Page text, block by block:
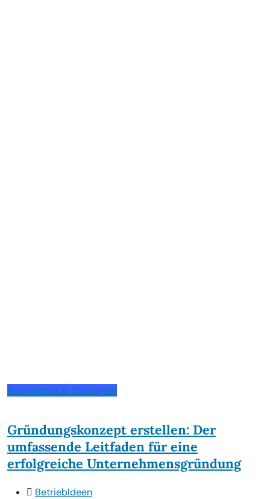
Rechtliches & Strategien
Gründungskonzept erstellen: Der
umfassende Leitfaden für eine
erfolgreiche Unternehmensgründung
BetriebIdeen